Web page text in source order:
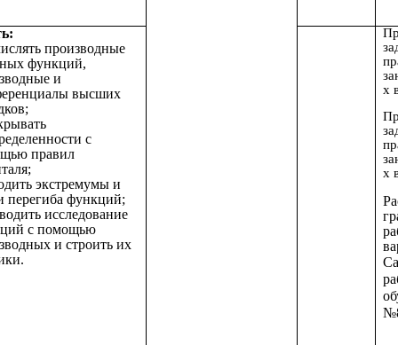
производные
функций,
и
высших
с
правил
экстремумы и
перегиба функций;
исследование
с помощью
и строить их
х
х